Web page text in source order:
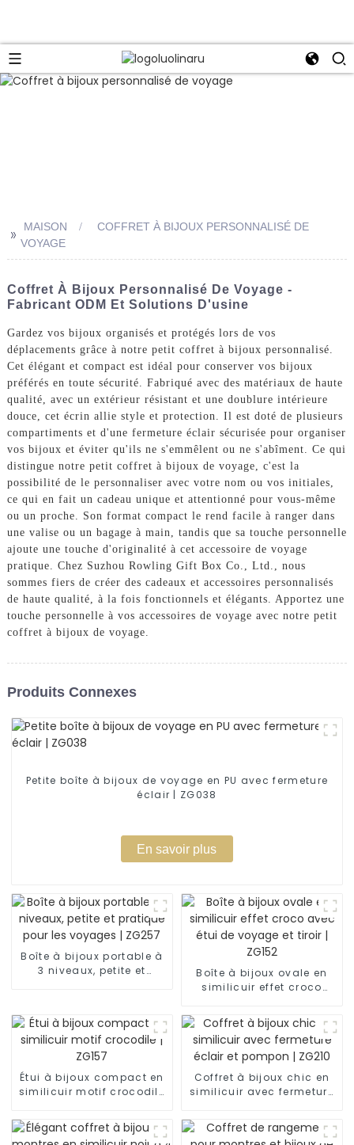
>> MAISON
COFFRET À BIJOUX PERSONNALISÉ DE
VOYAGE
Coffret À Bijoux Personnalisé De Voyage -
Fabricant ODM Et Solutions D'usine
Gardez vos bijoux organisés et protégés lors de vos
déplacements grâce à notre petit coffret à bijoux personnalisé.
Cet élégant et compact est idéal pour conserver vos bijoux
préférés en toute sécurité. Fabriqué avec des matériaux de haute
qualité, avec un extérieur résistant et une doublure intérieure
douce, cet écrin allie style et protection. Il est doté de plusieurs
compartiments et d'une fermeture éclair sécurisée pour organiser
vos bijoux et éviter qu'ils ne s'emmêlent ou ne s'abîment. Ce qui
distingue notre petit coffret à bijoux de voyage, c'est la
possibilité de le personnaliser avec votre nom ou vos initiales,
ce qui en fait un cadeau unique et attentionné pour vous-même
ou un proche. Son format compact le rend facile à ranger dans
une valise ou un bagage à main, tandis que sa touche personnelle
ajoute une touche d'originalité à cet accessoire de voyage
pratique. Chez Suzhou Rowling Gift Box Co., Ltd., nous
sommes fiers de créer des cadeaux et accessoires personnalisés
de haute qualité, à la fois fonctionnels et élégants. Apportez une
touche personnelle à vos accessoires de voyage avec notre petit
coffret à bijoux de voyage.
Produits Connexes
Petite boîte à bijoux de voyage en PU avec fermeture
éclair | ZG038
En savoir plus
Boîte à bijoux portable à
3 niveaux, petite et
Boîte à bijoux ovale en
similicuir effet croco
tiroir | ZG152
Étui à bijoux compact en
similicuir motif crocodile
Coffret à bijoux chic en
similicuir avec fermeture